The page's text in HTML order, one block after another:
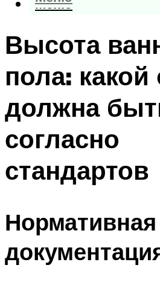
Высота
пола: какой
должна
согласно
стандартов
Нормативная